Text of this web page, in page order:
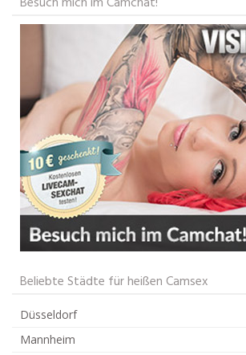
Beliebte Städte für heißen Camsex
Düsseldorf
Mannheim